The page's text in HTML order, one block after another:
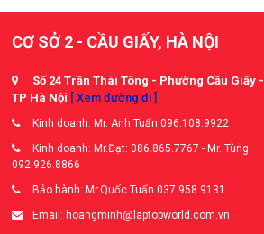
CƠ SỞ 2 - CẦU GIẤY, HÀ NỘI
Số 24 Trần Thái Tông - Phường Cầu Giấy -
TP Hà Nội [ Xem đường đi ]
Kinh doanh: Mr. Anh Tuấn 096.108.9922
Kinh doanh: Mr.Đạt: 086.865.7767 - Mr. Tùng:
092.926.8866
Bảo hành: Mr.Quốc Tuấn 037.958.9131
Email: hoangminh@laptopworld.com.vn